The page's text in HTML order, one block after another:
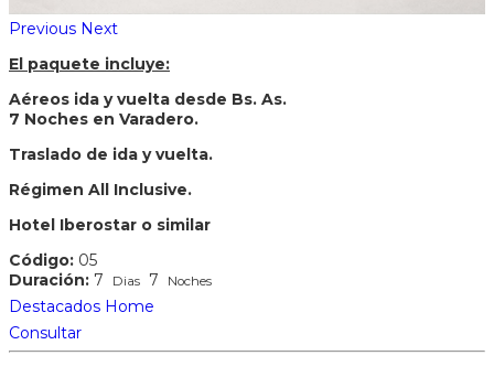
Previous Next
El paquete incluye:
Aéreos ida y vuelta desde Bs. As.
7 Noches en Varadero.
Traslado de ida y vuelta.
Régimen All Inclusive.
Hotel Iberostar o similar
Código: 05
Duración: 7 Dias 7 Noches
Destacados Home
Consultar